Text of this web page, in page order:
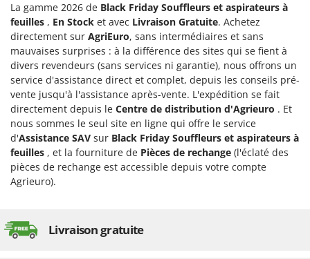
La gamme 2026 de Black Friday Souffleurs et aspirateurs à
feuilles , En Stock et avec Livraison Gratuite. Achetez
directement sur AgriEuro, sans intermédiaires et sans
mauvaises surprises : à la différence des sites qui se fient à
divers revendeurs (sans services ni garantie), nous offrons un
service d'assistance direct et complet, depuis les conseils pré-
vente jusqu'à l'assistance après-vente. L'expédition se fait
directement depuis le Centre de distribution d'Agrieuro . Et
nous sommes le seul site en ligne qui offre le service
d'Assistance SAV sur Black Friday Souffleurs et aspirateurs à
feuilles , et la fourniture de Pièces de rechange (l'éclaté des
pièces de rechange est accessible depuis votre compte
Agrieuro).
Livraison gratuite